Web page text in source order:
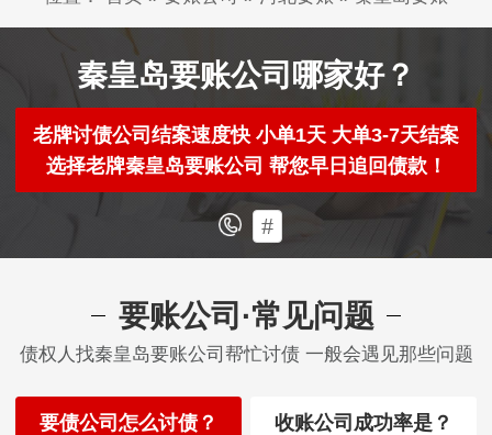
秦皇岛要账公司哪家好？
老牌讨债公司结案速度快 小单1天 大单3-7天结案
选择老牌秦皇岛要账公司 帮您早日追回债款！
#
要账公司·常见问题
债权人找秦皇岛要账公司帮忙讨债 一般会遇见那些问题
要债公司怎么讨债？ 收账公司成功率是？